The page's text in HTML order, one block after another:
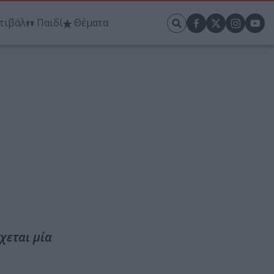
Παιδί Θέματα
μία